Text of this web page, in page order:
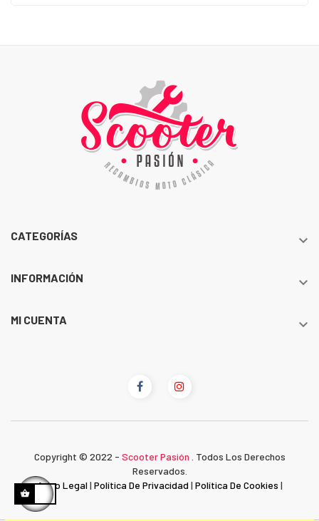
CATEGORÍAS 
INFORMACIÓN 
MI CUENTA 
Copyright © 2022 - Scooter Pasión
. Todos Los Derechos
Reservados.
Aviso Legal| Política De Privacidad | Política De Cookies |